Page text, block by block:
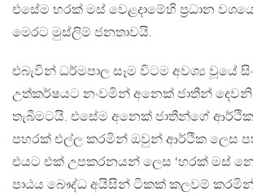
එසේම හරක් මස් වෙළදාමේහි ප්‍රධාන
මෙරට මුස්ලිම් ජනතාවයි.
එබැවින් ධර්මපාල සෑම විටම අවශ්‍ය වූයේ
උත්කර්ෂයට නංවමින් අනෙක් ජාතීන්
තැබීමටයි. එසේම අනෙක් ජාතීන්ගේ
පහරක් එල්ල කරමින් ඔවුන් ආර්ථික ලෙස
එයට එක් උපකරනයන් ලෙස ‘හරක් මස්
පාඨය බෞද්ධ අයිසින් ටිකක් කලවම්